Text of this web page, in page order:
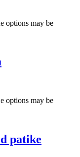
options may be
options may be
patike